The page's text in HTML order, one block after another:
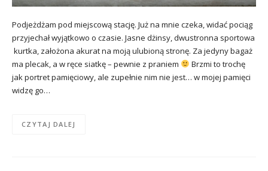
Podjeżdżam pod miejscową stację. Już na mnie czeka, widać pociąg
przyjechał wyjątkowo o czasie. Jasne dżinsy, dwustronna sportowa
kurtka, założona akurat na moją ulubioną stronę. Za jedyny bagaż
ma plecak, a w ręce siatkę – pewnie z praniem
Brzmi to trochę
jak portret pamięciowy, ale zupełnie nim nie jest… w mojej pamięci
widzę go…
CZYTAJ DALEJ